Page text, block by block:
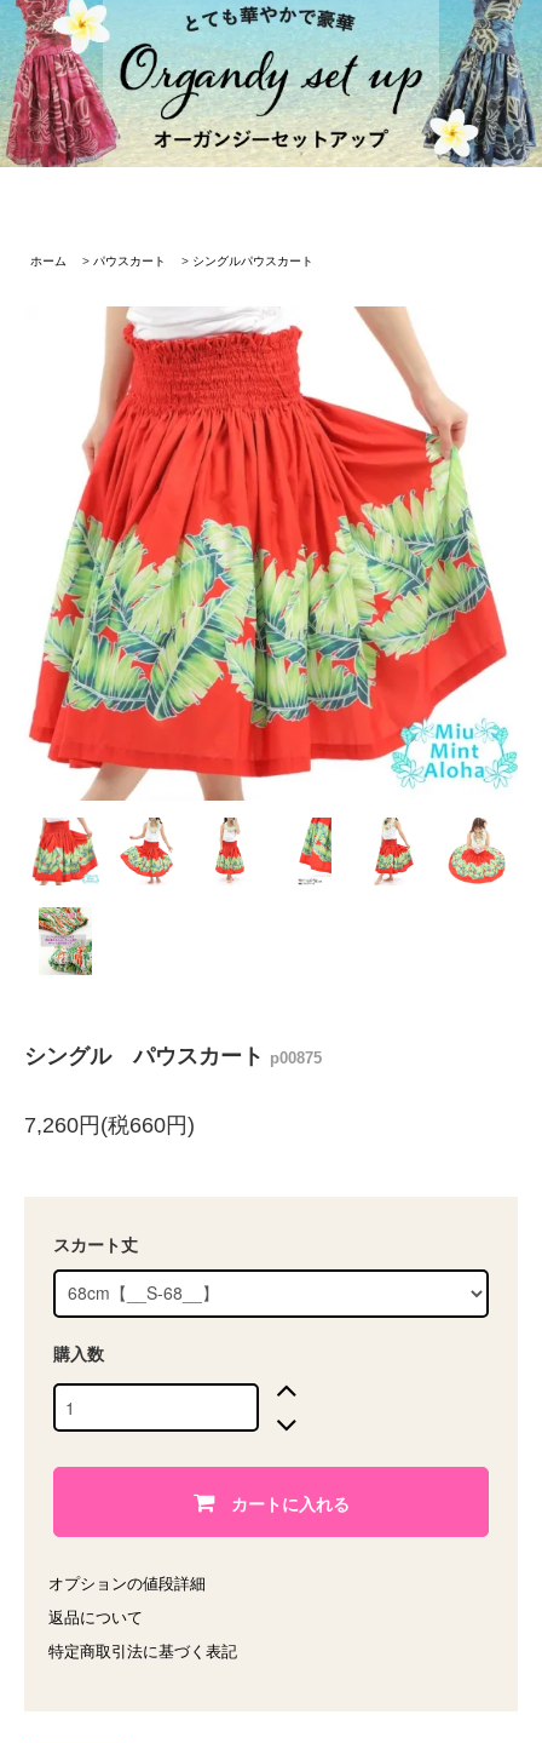
ホーム > パウスカート > シングルパウスカート
シングル パウスカート p00875
7,260円(税660円)
スカート丈
購入数
カートに入れる
オプションの値段詳細
返品について
特定商取引法に基づく表記